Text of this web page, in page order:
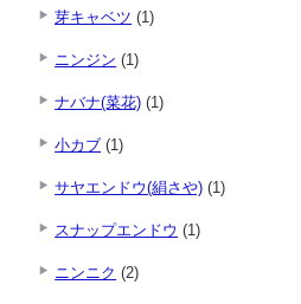
芽キャベツ (1)
ニンジン (1)
ナバナ(菜花) (1)
小カブ (1)
サヤエンドウ(絹さや) (1)
スナップエンドウ (1)
ニンニク (2)